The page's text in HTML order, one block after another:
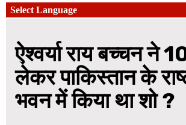
ऐश्वर्या राय बच्चन ने
लेकर पाकिस्तान के
भवन में किया था शो ?